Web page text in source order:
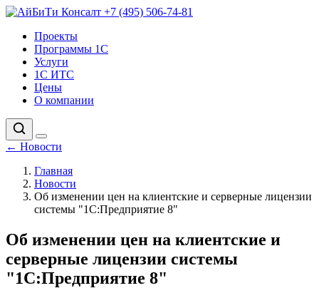
+7 (495) 506-74-81
Проекты
Программы 1С
Услуги
1С ИТС
Цены
О компании
← Новости
Главная
Новости
Об изменении цен на клиентские и серверные лицензии
системы "1С:Предприятие 8"
Об изменении цен на клиентские и
серверные лицензии системы
"1С:Предприятие 8"